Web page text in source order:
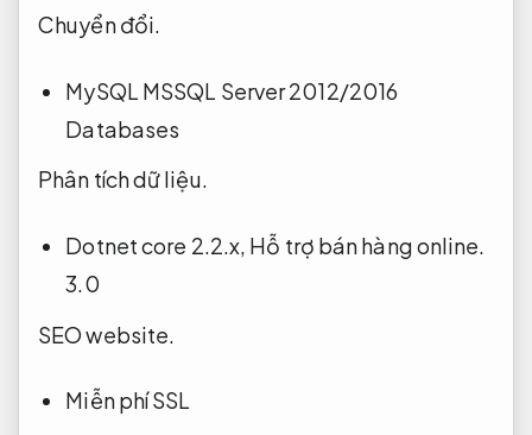
Chuyển đổi.
MySQL MSSQL Server 2012/2016
Databases
Phân tích dữ liệu.
Dotnet core 2.2.x, Hỗ trợ bán hàng online.
3.0
SEO website.
Miễn phí SSL